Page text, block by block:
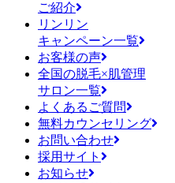
ご紹介
リンリン
キャンペーン一覧
お客様の声
全国の脱毛×肌管理
サロン一覧
よくあるご質問
無料カウンセリング
お問い合わせ
採用サイト
お知らせ